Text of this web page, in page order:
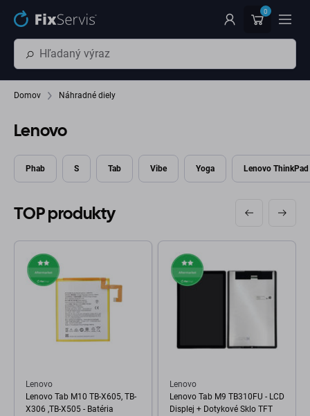
Preskočiť na hlavný obsah 0
Domov Náhradné diely
Lenovo
Phab S Tab Vibe Yoga Lenovo ThinkPad
TOP produkty
Lenovo
Lenovo Tab M10 TB-X605, TB-
X306 ,TB-X505 - Batéria
Lenovo
Lenovo Tab M9 TB310FU - LCD
Displej + Dotykové Sklo TFT